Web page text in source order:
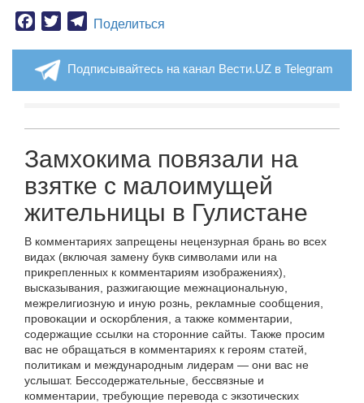
Facebook
TwitterTelegram
Поделиться
Подписывайтесь на канал Вести.UZ в Telegram
Замхокима повязали на
взятке с малоимущей
жительницы в Гулистане
В комментариях запрещены нецензурная брань во всех
видах (включая замену букв символами или на
прикрепленных к комментариям изображениях),
высказывания, разжигающие межнациональную,
межрелигиозную и иную рознь, рекламные сообщения,
провокации и оскорбления, а также комментарии,
содержащие ссылки на сторонние сайты. Также просим
вас не обращаться в комментариях к героям статей,
политикам и международным лидерам — они вас не
услышат. Бессодержательные, бессвязные и
комментарии, требующие перевода с экзотических